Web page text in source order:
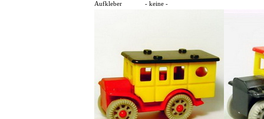
Aufkleber
- keine -